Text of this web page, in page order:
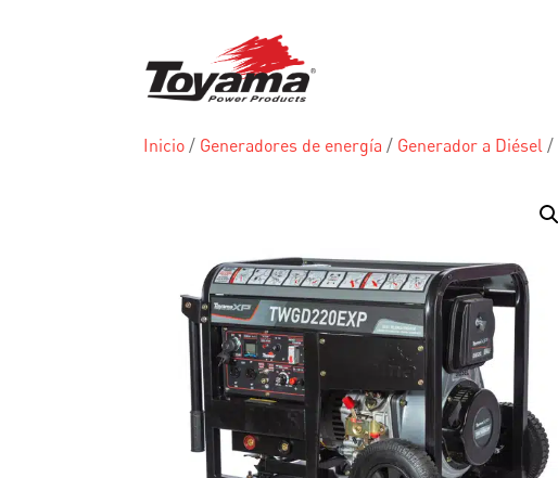
Inicio / Generadores de energía / Generador a Diésel /